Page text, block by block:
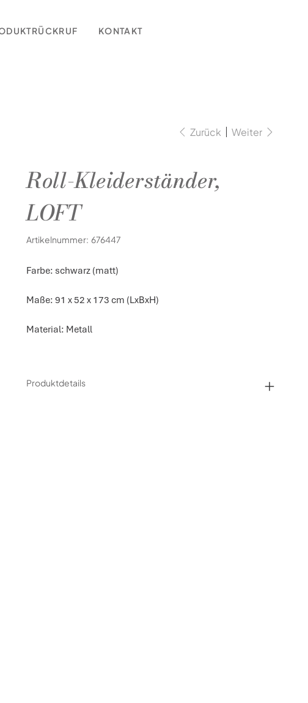
KONTAKT
Zurück Weiter
Roll-Kleiderständer,
LOFT
Artikelnummer:
Artikelnummer:
676447
676447
Farbe: schwarz (matt)
Maße: 91 x 52 x 173 cm (LxBxH)
Material: Metall
Produktdetails